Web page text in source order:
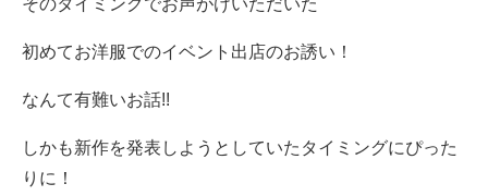
初めてお洋服でのイベント出店のお誘い！
なんて有難いお話!!
しかも新作を発表しようとしていたタイミングにぴった
りに！